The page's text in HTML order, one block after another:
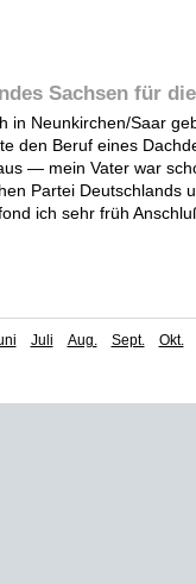
Sachsen für
in Neunkirchen/Saar
den Beruf eines
— mein Vater war
Partei Deutschlands
ich sehr früh
Juli Aug. Sept. Okt.